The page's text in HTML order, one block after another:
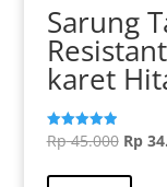
Sarung
karet
Dinilai
5.00
Rp45.000 Harga
Rp